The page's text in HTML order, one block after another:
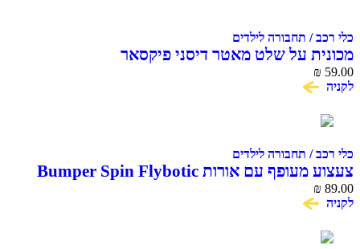
כלי רכב / תחבורה לילדים
מכונית על שלט מאטר דיסני פיקסאר
₪ 59.00
לקניה
כלי רכב / תחבורה לילדים
צעצוע מעופף עם אורות Bumper Spin Flybotic
₪ 89.00
לקניה